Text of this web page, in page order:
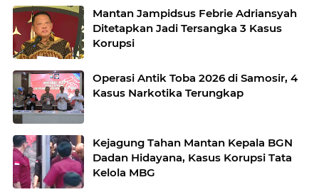
Mantan Jampidsus Febrie Adriansyah
Ditetapkan Jadi Tersangka 3 Kasus
Korupsi
Operasi Antik Toba 2026 di Samosir, 4
Kasus Narkotika Terungkap
Kejagung Tahan Mantan Kepala BGN
Dadan Hidayana, Kasus Korupsi Tata
Kelola MBG